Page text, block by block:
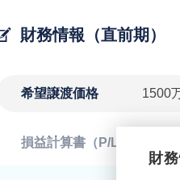
財務情報（直前期）
希望譲渡価格 1500
財
損益計算書（P/L）